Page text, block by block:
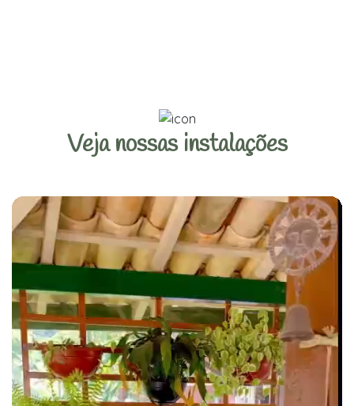
Veja nossas instalações